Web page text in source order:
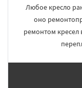
Любое кресло
оно
ремонтом кресел